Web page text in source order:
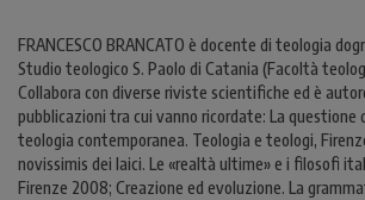
FRANCESCO BRANCATO è docente di teologia
Studio teologico S. Paolo di Catania (Facoltà
Collabora con diverse riviste scientifiche ed è
pubblicazioni tra cui vanno ricordate: La questione
teologia contemporanea. Teologia e teologi,
novissimis dei laici. Le «realtà ultime» e i filosofi
Firenze 2008; Creazione ed evoluzione. La